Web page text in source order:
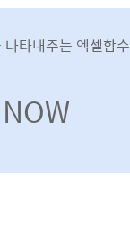
타내주는 엑셀함수